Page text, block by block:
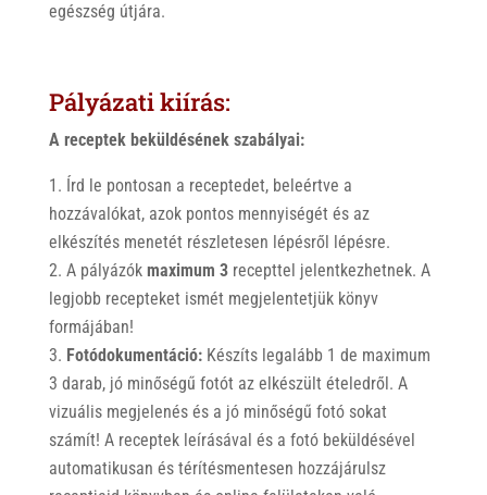
egészség útjára.
Pályázati kiírás:
A receptek beküldésének szabályai:
Írd le pontosan a receptedet, beleértve a
hozzávalókat, azok pontos mennyiségét és az
elkészítés menetét részletesen lépésről lépésre.
A pályázók maximum 3recepttel jelentkezhetnek. A
legjobb recepteket ismét megjelentetjük könyv
formájában!
Fotódokumentáció: Készíts legalább 1 de maximum
3 darab, jó minőségű fotót az elkészült ételedről. A
vizuális megjelenés és a jó minőségű fotó sokat
számít! A receptek leírásával és a fotó beküldésével
automatikusan és térítésmentesen hozzájárulsz